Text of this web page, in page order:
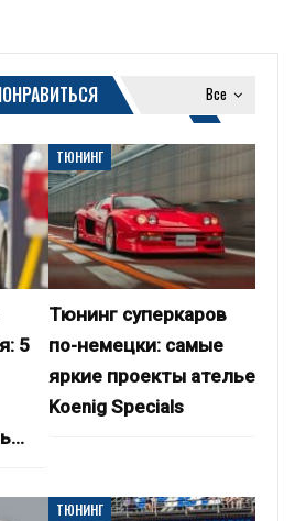
Все
5
ТЮНИНГ
Тюнинг суперкаров
по-немецки: самые
яркие проекты ателье
Koenig Specials
ТЮНИНГ